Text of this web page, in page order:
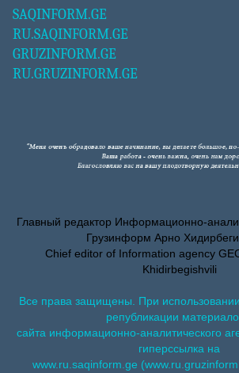
SAQINFORM.GE
RU.SAQINFORM.GE
GRUZINFORM.GE
RU.GRUZINFORM.GE
Главный редактор Информационно-
Грузинформ Арно
Chief editor of Information agency
Khidirbegishvili
Все права защищены. При
републикации
сайта информационно-аналитического
гиперссылка на
www.ru.saqinform.ge